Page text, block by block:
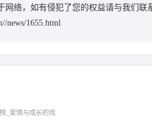
网络，如有侵犯了您的权益请与我们联
news/1655.html
‌_爱情与成长的戏